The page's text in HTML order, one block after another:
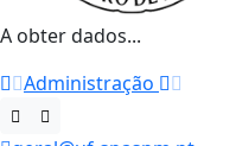
A obter dados...
Administração